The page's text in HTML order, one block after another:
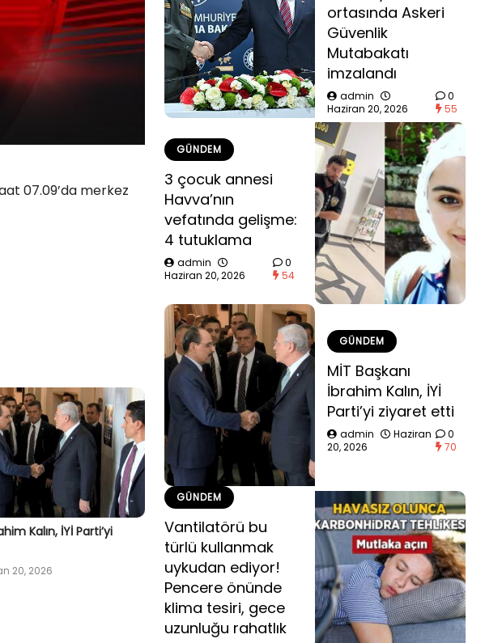
07.09’da merkez
Kalın, İYİ Parti’yi
20, 2026
ortasında Askeri
Güvenlik
Mutabakatı
imzalandı
admin
Haziran 20, 2026
0
55
GÜNDEM
3 çocuk annesi
Havva’nın
vefatında gelişme:
4 tutuklama
admin
Haziran 20, 2026
0
54
GÜNDEM
MİT Başkanı
İbrahim Kalın, İYİ
Parti’yi ziyaret etti
admin
Haziran
20, 2026
0
70
GÜNDEM
Vantilatörü bu
türlü kullanmak
uykudan ediyor!
Pencere önünde
klima tesiri, gece
uzunluğu rahatlık